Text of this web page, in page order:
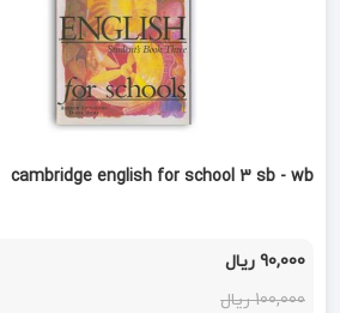
cambridge english for school 3 sb - wb
90,000 ریال
100,000 ریال